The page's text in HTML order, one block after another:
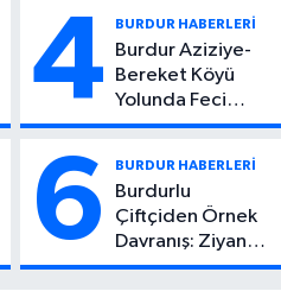
4 BURDUR HABERLERİ
Burdur Aziziye-
Bereket Köyü
Yolunda Feci
Kaza: 1 Ölü, 2
6 BURDUR HABERLERİ
Burdurlu
Çiftçiden Örnek
Davranış: Ziyan
Olmasın Diye